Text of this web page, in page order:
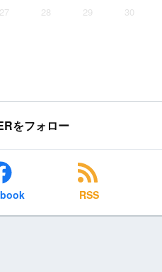
27 28 29
30
をフォロー
RSS